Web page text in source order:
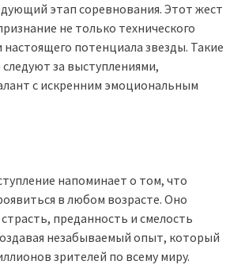
этап соревнования. Этот жест
не только технического
настоящего потенциала звезды. Такие
за выступлениями,
с искренним эмоциональным
напоминает о том, что
в любом возрасте. Оно
преданность и смелость
незабываемый опыт, который
зрителей по всему миру.